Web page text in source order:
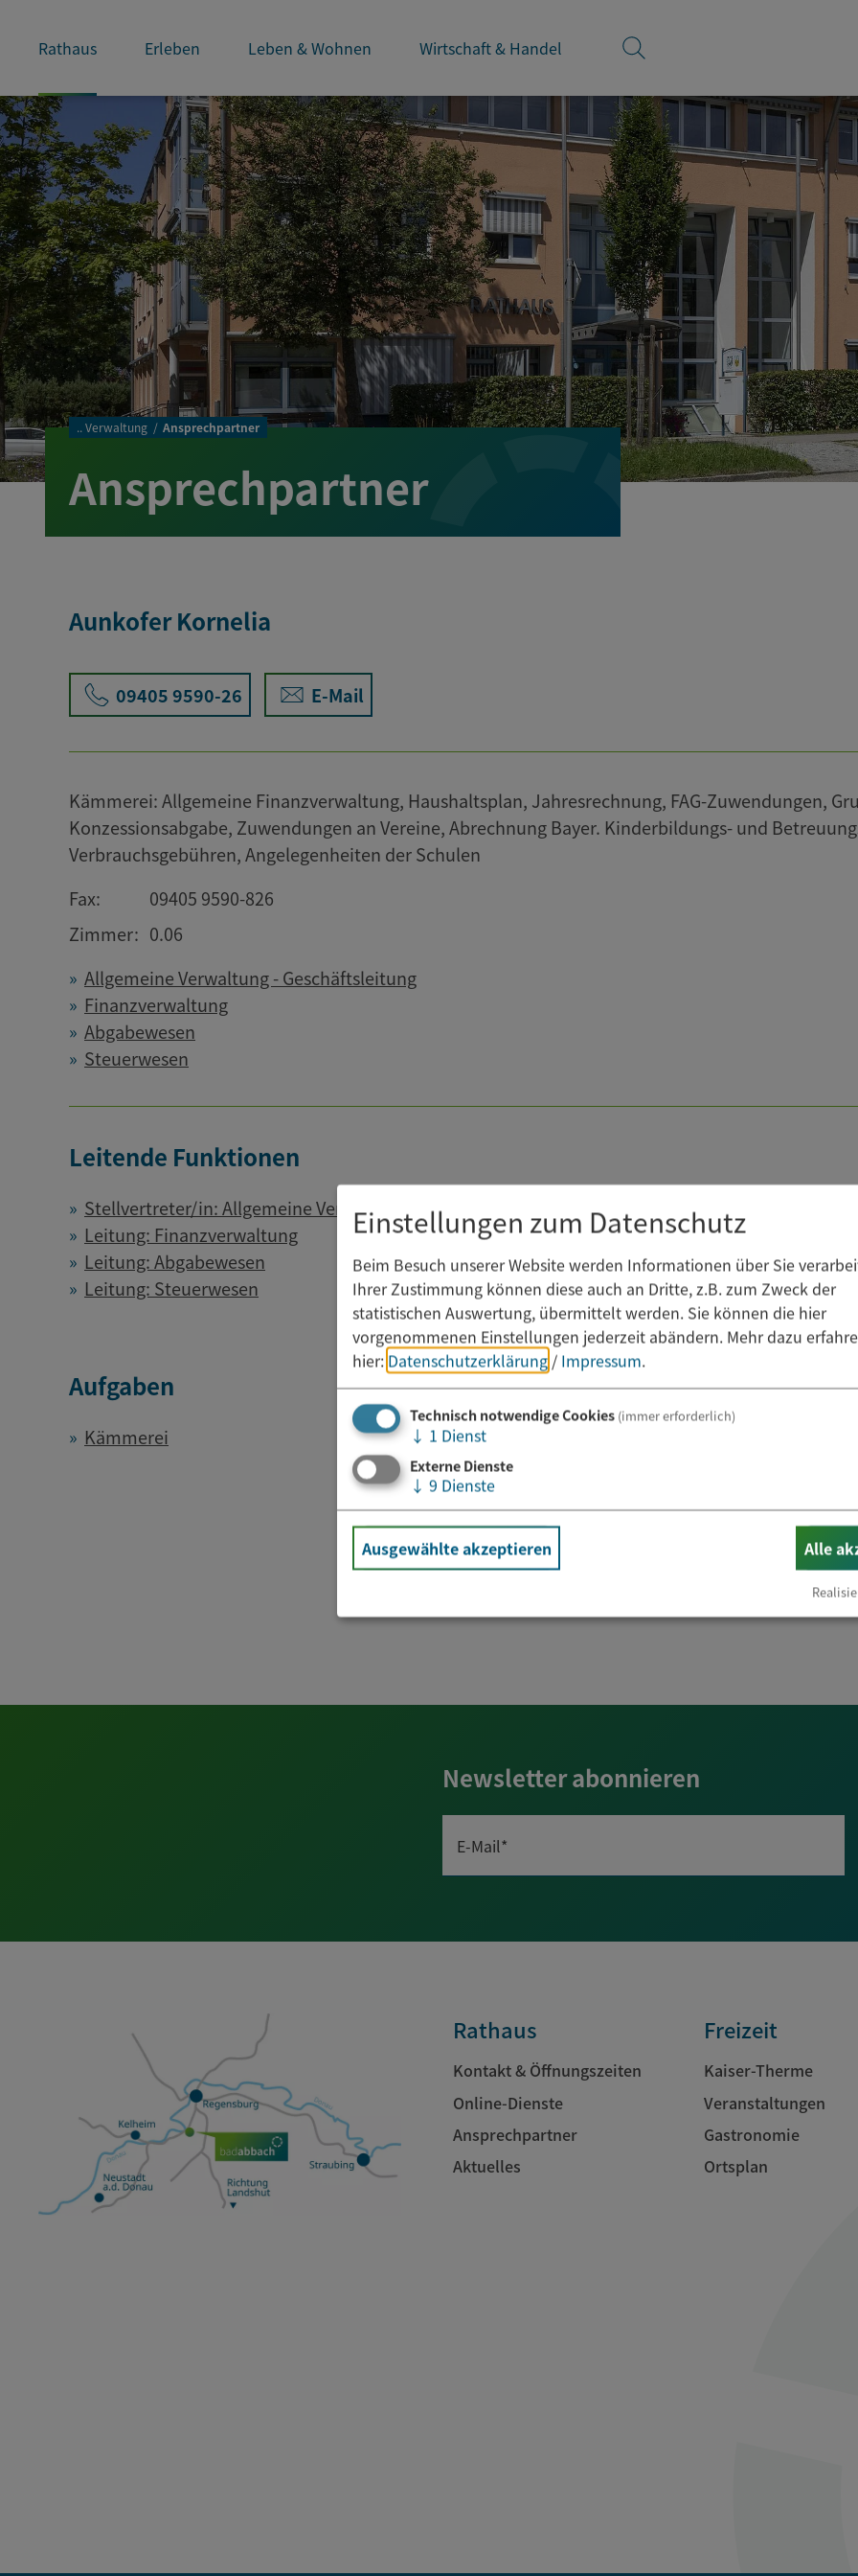
Rathaus Erleben Leben & Wohnen Wirtschaft & Handel
.. Verwaltung Ansprechpartner
Ansprechpartner
Aunkofer Kornelia
09405 9590-26 E-Mail
Kämmerei: Allgemeine Finanzverwaltung, Haushaltsplan, Jahresrechnung, FAG-Zuwendungen,
Konzessionsabgabe, Zuwendungen an Vereine, Abrechnung Bayer. Kinderbildungs- und
Verbrauchsgebühren, Angelegenheiten der Schulen
Fax:
09405 9590-826
Zimmer: 0.06
Allgemeine Verwaltung - Geschäftsleitung
Finanzverwaltung
Abgabewesen
Steuerwesen
Leitende Funktionen
Stellvertreter/in: Allgemeine Verwaltung - Geschäftsleitung
Leitung: Finanzverwaltung
Leitung: Abgabewesen
Leitung: Steuerwesen
Aufgaben
Kämmerei
Newsletter abonnieren
E-Mail*
Rathaus
Kontakt & Öffnungszeiten
Online-Dienste
Ansprechpartner
Aktuelles
Freizeit
Kaiser-Therme
Veranstaltungen
Gastronomie
Ortsplan
Einstellungen zum Datenschutz
Beim Besuch unserer Website werden Informationen über Sie
Ihrer Zustimmung können diese auch an Dritte, z.B. zum Zweck der
statistischen Auswertung, übermittelt werden. Sie können die hier
vorgenommenen Einstellungen jederzeit abändern. Mehr dazu
hier: Datenschutzerklärung / Impressum.
Technisch notwendige Cookies (immer erforderlich)
↓ 1 Dienst
Externe Dienste
↓ 9 Dienste
Ausgewählte akzeptieren Alle